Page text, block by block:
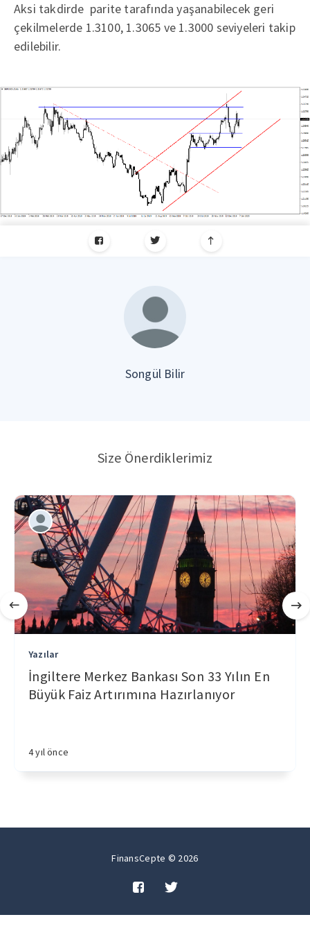
Aksi takdirde parite tarafında yaşanabilecek geri
çekilmelerde 1.3100, 1.3065 ve 1.3000 seviyeleri takip
edilebilir.
Songül Bilir
Size Önerdiklerimiz
Yazılar
İngiltere Merkez Bankası Son 33 Yılın En
Büyük Faiz Artırımına Hazırlanıyor
4 yıl önce
FinansCepte © 2026